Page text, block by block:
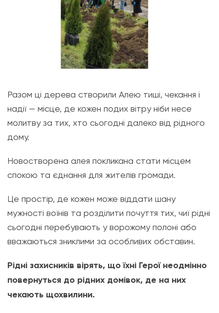
Разом ці дерева створили Алею тиші, чекання і
надії — місце, де кожен подих вітру ніби несе
молитву за тих, хто сьогодні далеко від рідного
дому.
Новостворена алея покликана стати місцем
спокою та єднання для жителів громади.
Це простір, де кожен може віддати шану
мужності воїнів та розділити почуття тих, чиї рідні
сьогодні перебувають у ворожому полоні або
вважаються зниклими за особливих обставин.
Рідні захисників вірять, що їхні Герої неодмінно
повернуться до рідних домівок, де на них
чекають щохвилини.